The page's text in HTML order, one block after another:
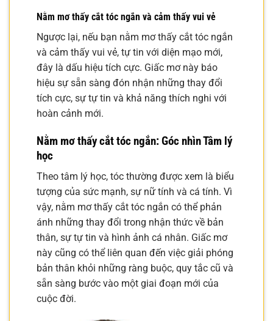
Nằm mơ thấy cắt tóc ngắn và cảm thấy vui vẻ
Ngược lại, nếu bạn nằm mơ thấy cắt tóc ngắn
và cảm thấy vui vẻ, tự tin với diện mạo mới,
đây là dấu hiệu tích cực. Giấc mơ này báo
hiệu sự sẵn sàng đón nhận những thay đổi
tích cực, sự tự tin và khả năng thích nghi với
hoàn cảnh mới.
Nằm mơ thấy cắt tóc ngắn: Góc nhìn Tâm lý
học
Theo tâm lý học, tóc thường được xem là biểu
tượng của sức mạnh, sự nữ tính và cá tính. Vì
vậy, nằm mơ thấy cắt tóc ngắn có thể phản
ánh những thay đổi trong nhận thức về bản
thân, sự tự tin và hình ảnh cá nhân. Giấc mơ
này cũng có thể liên quan đến việc giải phóng
bản thân khỏi những ràng buộc, quy tắc cũ và
sẵn sàng bước vào một giai đoạn mới của
cuộc đời.